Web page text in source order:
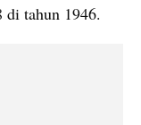
di tahun 1946.